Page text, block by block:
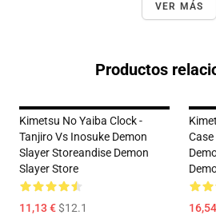
VER MÁS
Productos
Kimetsu No Yaiba Clock -
Tanjiro Vs Inosuke Demon
Slayer Storeandise Demon
Slayer Store
11,13 €$12.1
Case